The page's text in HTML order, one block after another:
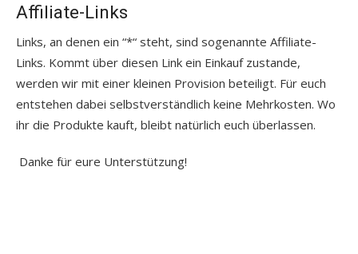
Affiliate-Links
Links, an denen ein “*“ steht, sind sogenannte Affiliate-
Links. Kommt über diesen Link ein Einkauf zustande,
werden wir mit einer kleinen Provision beteiligt. Für euch
entstehen dabei selbstverständlich keine Mehrkosten. Wo
ihr die Produkte kauft, bleibt natürlich euch überlassen.
Danke für eure Unterstützung!